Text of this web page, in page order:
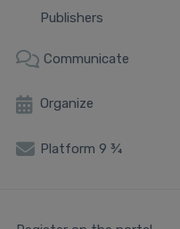
Publishers
Communicate
Organize
Platform 9 ¾